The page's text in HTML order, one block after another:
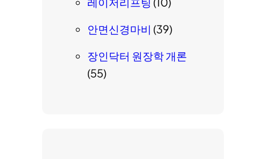
안면신경마비 (39)
장인닥터 원장학 개론
(55)